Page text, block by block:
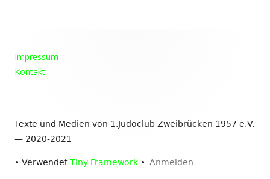
Inhalt
Impressum
Kontakt
Texte und Medien von 1.Judoclub Zweibrücken 1957 e.V.
— 2020-2021
• VerwendetTiny Framework • Anmelden